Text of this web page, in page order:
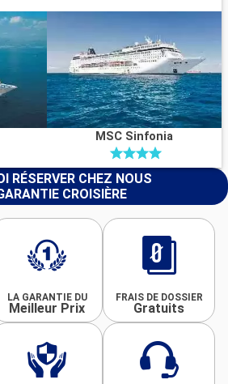
MSC Sinfonia
RÉSERVER CHEZ NOUS
CROISIÈRE
LA GARANTIE DU
Meilleur Prix
FRAIS DE DOSSIER
Gratuits